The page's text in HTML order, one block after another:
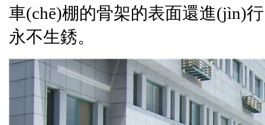
車(chē)棚的骨架的表面還進(jìn)行
永不生銹。